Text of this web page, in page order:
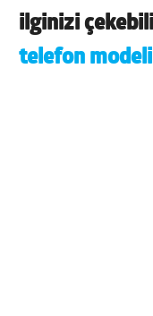
ilginizi
telefon modeli